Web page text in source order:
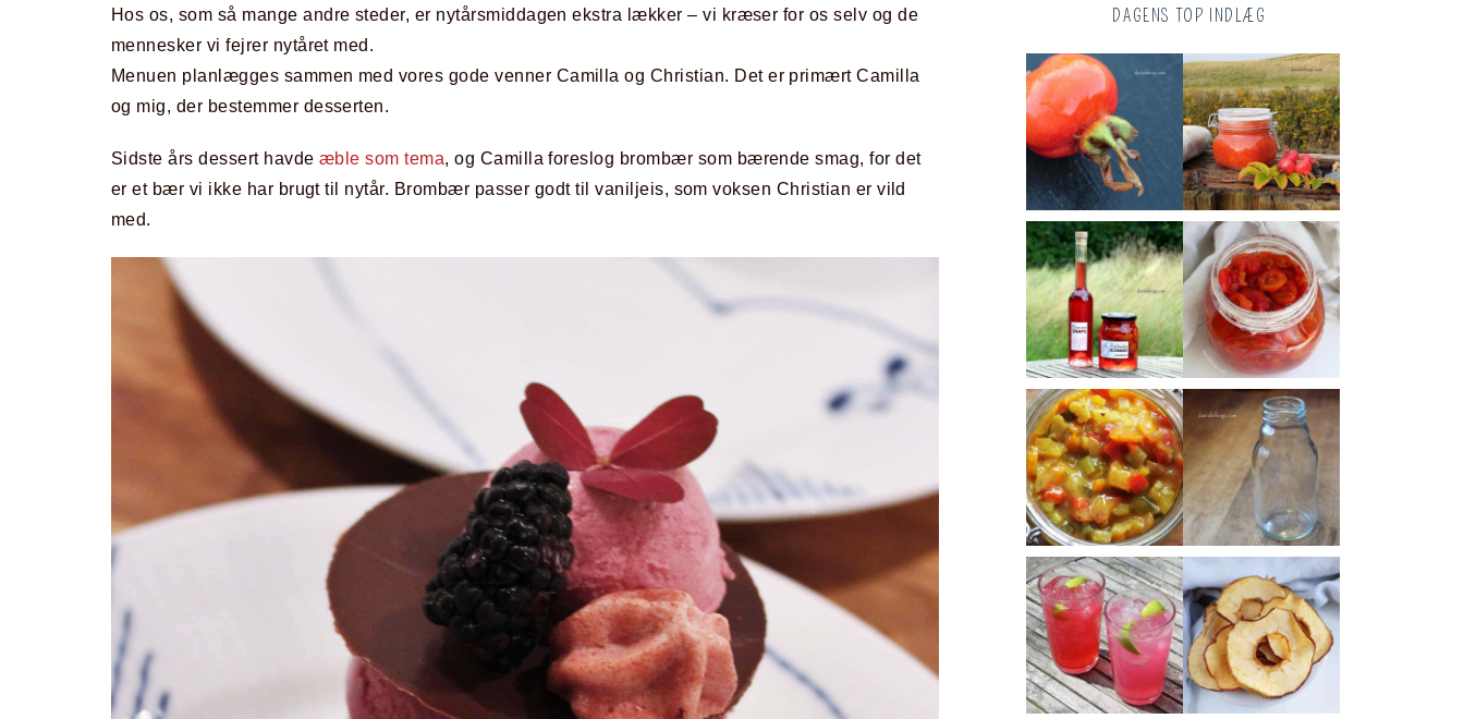
Hos os, som så mange andre steder, er nytårsmiddagen ekstra lækker – vi kræser for os selv og de
mennesker vi fejrer nytåret med.
Menuen planlægges sammen med vores gode venner Camilla og Christian. Det er primært Camilla
og mig, der bestemmer desserten.
Sidste års dessert havde æble som tema, og Camilla foreslog brombær som bærende smag, for det
er et bær vi ikke har brugt til nytår. Brombær passer godt til vaniljeis, som voksen Christian er vild
med.
DAGENS TOP INDLÆG